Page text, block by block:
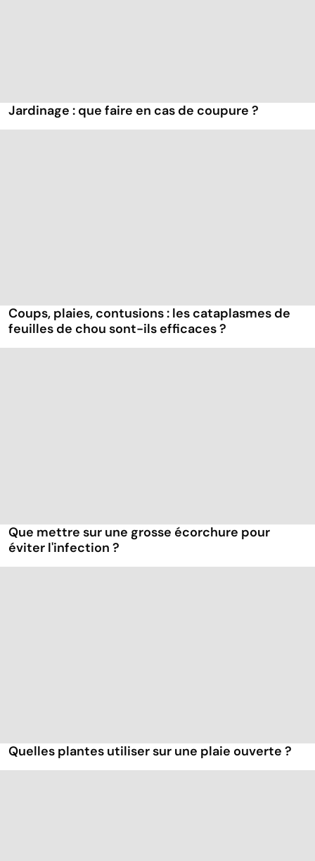
Jardinage : que faire en cas de coupure ?
Coups, plaies, contusions : les cataplasmes de
feuilles de chou sont-ils efficaces ?
Que mettre sur une grosse écorchure pour
éviter l'infection ?
Quelles plantes utiliser sur une plaie ouverte ?